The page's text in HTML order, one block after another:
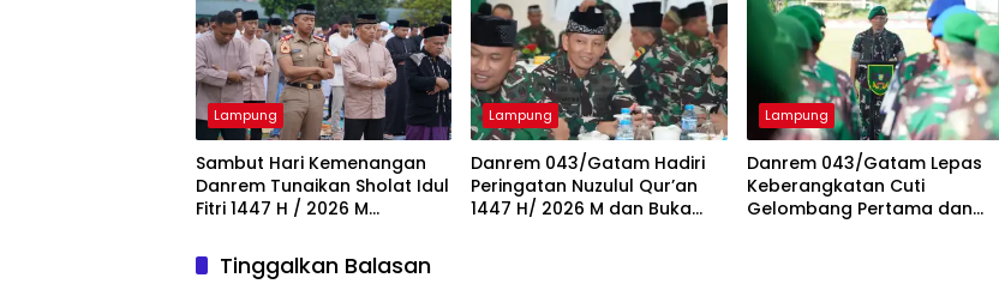
Lampung
Sambut Hari Kemenangan
Danrem Tunaikan Sholat Idul
Fitri 1447 H / 2026 M
Korem 043/Gatam dan
Masyarakat
Lampung
Danrem 043/Gatam Hadiri
Peringatan Nuzulul Qur’an
1447 H/ 2026 M dan Buka
Lampung
Danrem 043/Gatam Lepas
Keberangkatan Cuti
Gelombang Pertama dan
Tinggalkan Balasan